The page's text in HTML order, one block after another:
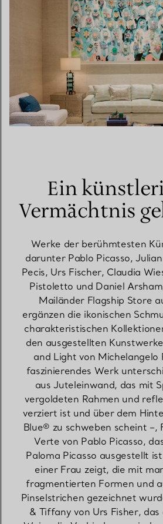
Ein
Vermächtnis
Werke der berühmtesten
darunter Pablo Picasso,
Pecis, Urs Fischer, Claudia
Pistoletto und Daniel
Mailänder Flagship Store
ergänzen die ikonischen
charakteristischen
den ausgestellten
and Light von Michelangelo
faszinierendes Werk
aus Juteleinwand, das mit
vergoldeten Rahmen und
verziert ist und über dem
Blue® zu schweben scheint –,
Verte von Pablo Picasso,
Paloma Picasso ausgestellt
einer Frau zeigt, die mit
fragmentierten Formen und
Pinselstrichen gezeichnet
& Tiffany von Urs Fisher,